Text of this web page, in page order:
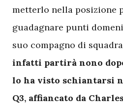
metterlo nella posizione
guadagnare punti
suo compagno di
infatti partirà nono
lo ha visto schiantarsi
Q3, affiancato da